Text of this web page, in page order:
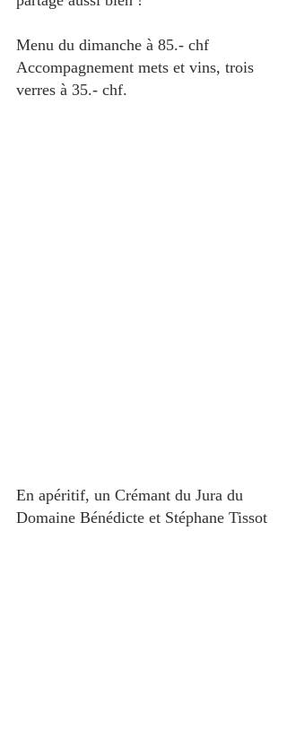
Menu du dimanche à 85.- chf
Accompagnement mets et vins, trois
verres à 35.- chf.
En apéritif, un Crémant du Jura du
Domaine Bénédicte et Stéphane Tissot